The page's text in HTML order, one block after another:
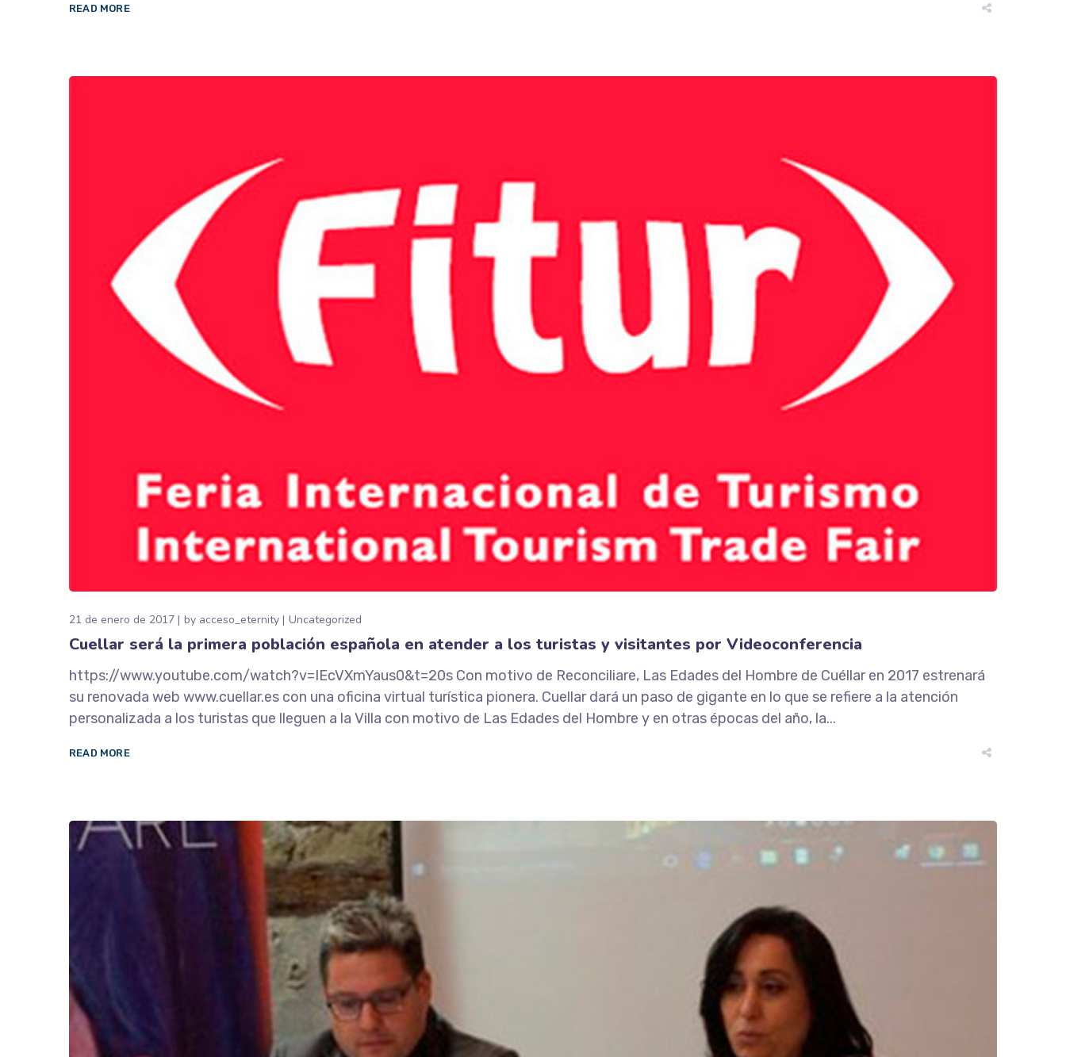
READ MORE
21 de enero de 2017 by acceso_eternity Uncategorized
Cuellar será la primera población española en atender a los turistas y visitantes por Videoconferencia
https://www.youtube.com/watch?v=IEcVXmYaus0&t=20s Con motivo de Reconciliare, Las Edades del Hombre de Cuéllar en 2017 estrenará
su renovada web www.cuellar.es con una oficina virtual turística pionera. Cuellar dará un paso de gigante en lo que se refiere a la atención
personalizada a los turistas que lleguen a la Villa con motivo de Las Edades del Hombre y en otras épocas del año, la...
READ MORE